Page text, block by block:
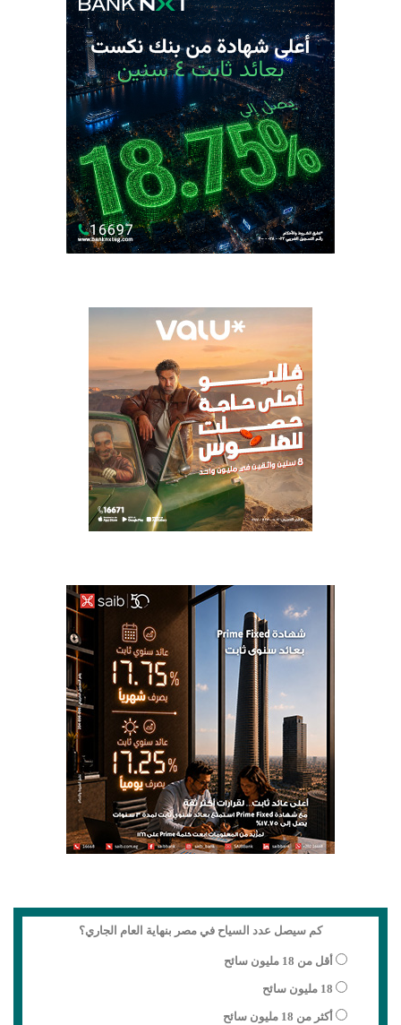
كم سيصل عدد السياح في مصر بنهاية العام الجاري؟
أقل من 18 مليون سائح
18 مليون سائح
أكثر من 18 مليون سائح